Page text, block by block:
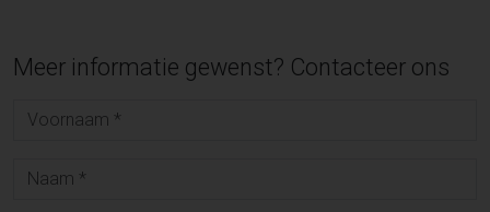
Meer informatie gewenst? Contacteer ons